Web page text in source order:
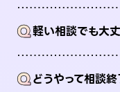
Q軽い相談でも大
Qどうやって相談終